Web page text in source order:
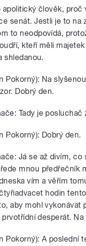
apolitický člověk, proč
senát. Jestli je to na
to neodpovídá,
kteří měli
shledanou.
Pokorný): Na
Dobrý den.
Tady je posluchač
Pokorný): Dobrý den.
Já se až divím, co
mnou předřečník
vím a věřím
hodin
aby mohl vykonávat
desperát. Na
Pokorný): A poslední